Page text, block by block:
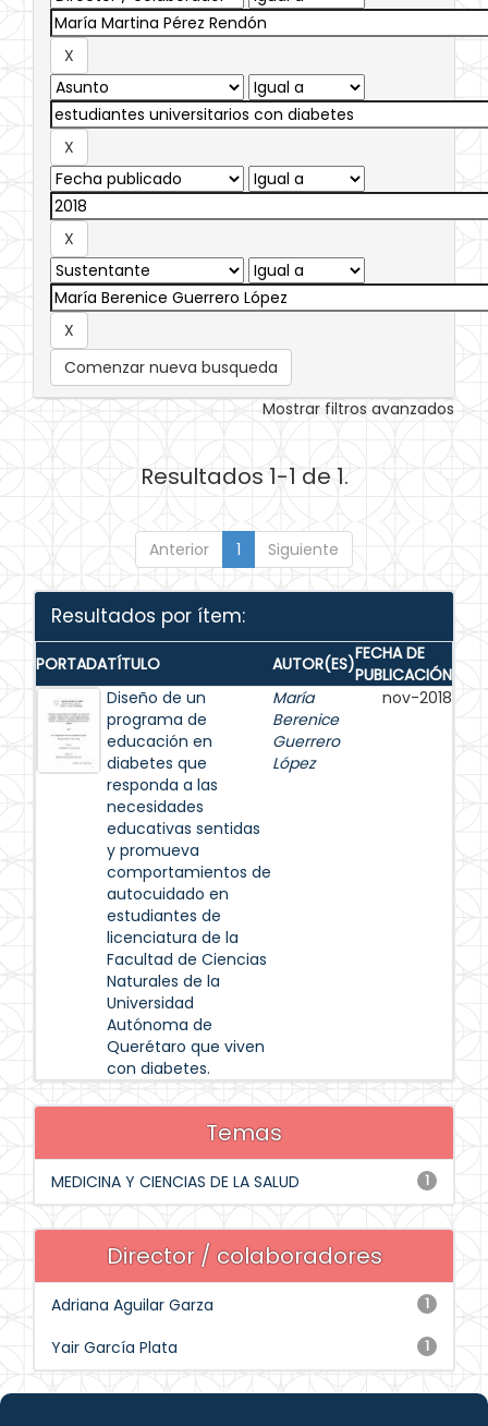
Comenzar nueva busqueda
Mostrar filtros avanzados
Resultados 1-1 de 1.
Anterior 1 Siguiente
Resultados por ítem:
PORTADATÍTULO AUTOR(ES)FECHA DE
PUBLICACIÓN
Diseño de un
programa de
educación en
diabetes que
responda a las
necesidades
educativas sentidas
y promueva
comportamientos de
autocuidado en
estudiantes de
licenciatura de la
Facultad de Ciencias
Naturales de la
Universidad
Autónoma de
Querétaro que viven
con diabetes.
María
Berenice
Guerrero
López
nov-2018
Temas
1
MEDICINA Y CIENCIAS DE LA SALUD
Director / colaboradores
1
Adriana Aguilar Garza
1
Yair García Plata